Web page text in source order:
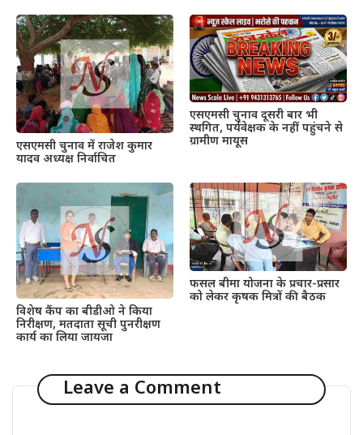
एसएमसी चुनाव में राजेश कुमार
यादव अध्यक्ष निर्वाचित
एसएमसी चुनाव दूसरी बार भी
स्थगित, पर्यवेक्षक के नहीं पहुंचने से
ग्रामीण मायूस
विशेष कैंप का बीडीओ ने किया
निरीक्षण, मतदाता सूची पुनरीक्षण
कार्य का लिया जायजा
फसल बीमा योजना के प्रचार-प्रसार
को लेकर कृषक मित्रों की बैठक
Leave a Comment